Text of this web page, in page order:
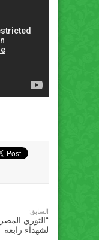
السابق:
“الثوري
لشهداء رابعة